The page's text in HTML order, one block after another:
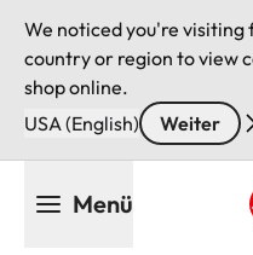
We noticed you're visiting
country or region to view
shop online.
USA (English)
Weiter
Menü